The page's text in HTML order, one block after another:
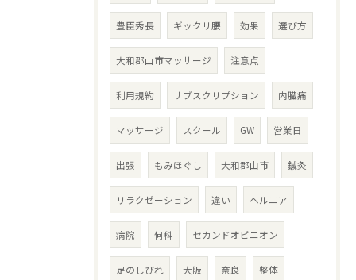
豊臣秀長 ギックリ腰 効果 選び方
大和郡山市マッサージ 注意点
利用規約 サブスクリプション 内臓痛
マッサージ スクール GW 営業日
出張 もみほぐし 大和郡山市 鍼灸
リラクゼーション 違い ヘルニア
病院 何科 セカンドオピニオン
足のしびれ 大阪 奈良 整体